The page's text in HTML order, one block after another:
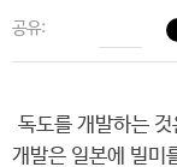
공유:
독도를 개발하는
개발은 일본에 빌미